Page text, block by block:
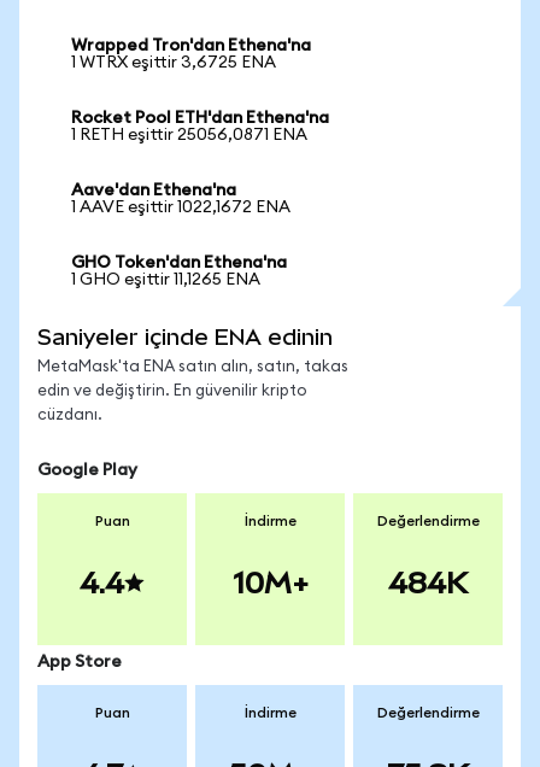
Wrapped Tron'dan Ethena'na
1 WTRX eşittir 3,6725 ENA
Rocket Pool ETH'dan Ethena'na
1 RETH eşittir 25056,0871 ENA
Aave'dan Ethena'na
1 AAVE eşittir 1022,1672 ENA
GHO Token'dan Ethena'na
1 GHO eşittir 11,1265 ENA
Saniyeler içinde ENA edinin
MetaMask'ta ENA satın alın, satın, takas
edin ve değiştirin. En güvenilir kripto
cüzdanı.
Google Play
Puan
4.4
İndirme
10M+
Değerlendirme
484K
App Store
Puan İndirme Değerlendirme